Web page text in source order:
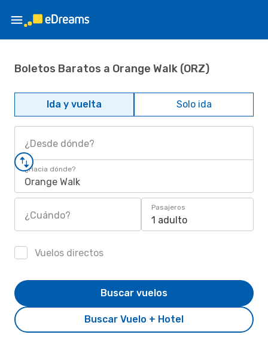
Boletos Baratos a Orange Walk (ORZ)
Ida y vuelta Solo ida
¿Desde dónde?
¿Hacia dónde?
Orange Walk
¿Cuándo?
Pasajeros
1 adulto
Vuelos directos
Buscar Vuelo + Hotel
Buscar vuelos